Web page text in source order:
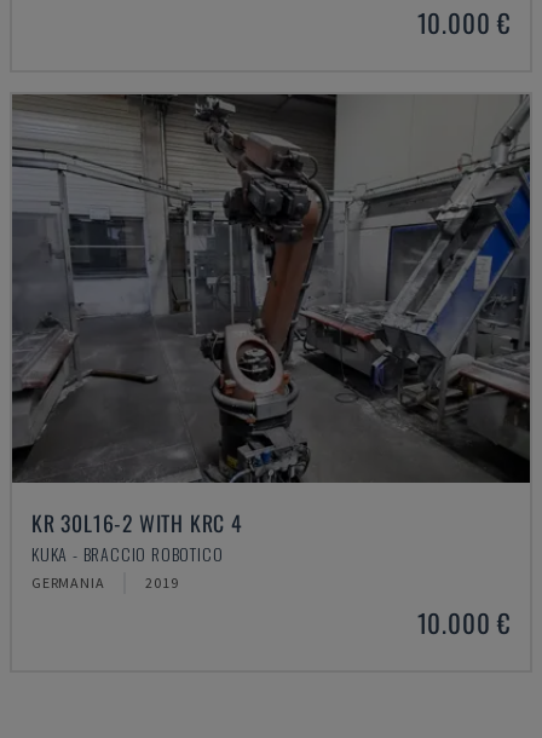
10.000 €
KR 30L16-2 WITH KRC 4
KUKA - BRACCIO ROBOTICO
GERMANIA 2019
10.000 €